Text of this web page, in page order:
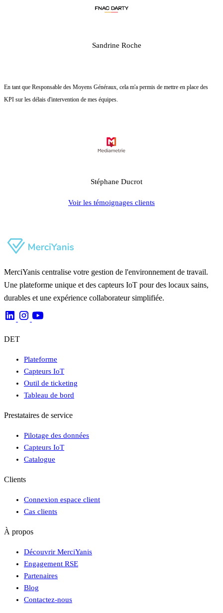
Sandrine Roche
En tant que Responsable des Moyens Généraux, cela m'a permis de mettre en place des
KPI sur les délais d'intervention de mes équipes.
Stéphane Ducrot
Voir les témoignages clients
MerciYanis centralise votre gestion de l'environnement de travail.
Une plateforme unique et des capteurs IoT pour des locaux sains,
durables et une expérience collaborateur simplifiée.
DET
Plateforme
Capteurs IoT
Outil de ticketing
Tableau de bord
Prestataires de service
Pilotage des données
Capteurs IoT
Catalogue
Clients
Connexion espace client
Cas clients
À propos
Découvrir MerciYanis
Engagement RSE
Partenaires
Blog
Contactez-nous